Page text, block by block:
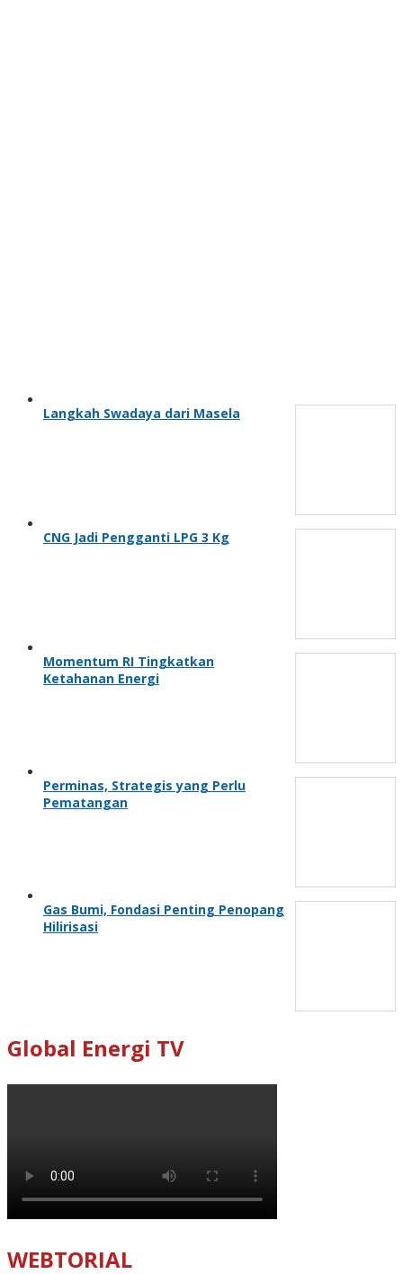
Langkah Swadaya dari Masela
CNG Jadi Pengganti LPG 3 Kg
Momentum RI Tingkatkan
Ketahanan Energi
Perminas, Strategis yang Perlu
Pematangan
Gas Bumi, Fondasi Penting Penopang
Hilirisasi
Global Energi TV
WEBTORIAL